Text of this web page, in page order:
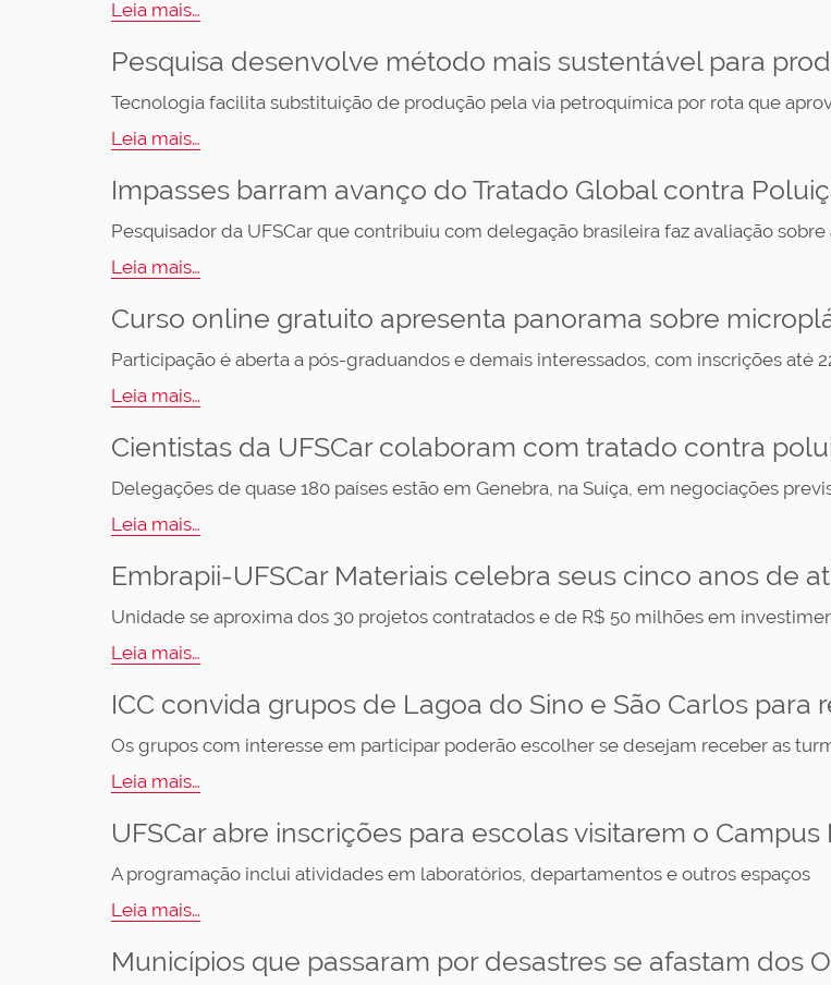
Leia mais…
Pesquisa desenvolve método mais sustentável para
Tecnologia facilita substituição de produção pela via petroquímica por rota que
Leia mais…
Impasses barram avanço do Tratado Global contra
Pesquisador da UFSCar que contribuiu com delegação brasileira faz avaliação
Leia mais…
Curso online gratuito apresenta panorama sobre
Participação é aberta a pós-graduandos e demais interessados, com inscrições até
Leia mais…
Cientistas da UFSCar colaboram com tratado contra
Delegações de quase 180 países estão em Genebra, na Suíça, em negociações
Leia mais…
Embrapii-UFSCar Materiais celebra seus cinco anos de
Unidade se aproxima dos 30 projetos contratados e de R$ 50 milhões em
Leia mais…
ICC convida grupos de Lagoa do Sino e São Carlos para
Os grupos com interesse em participar poderão escolher se desejam receber as
Leia mais…
UFSCar abre inscrições para escolas visitarem o
A programação inclui atividades em laboratórios, departamentos e outros espaços
Leia mais…
Municípios que passaram por desastres se afastam dos